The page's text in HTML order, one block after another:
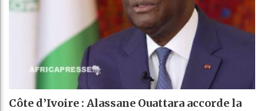
Côte d’Ivoire : Alassane Ouattara accorde la